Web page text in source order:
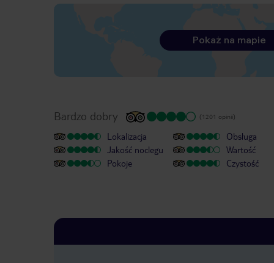
Pokaż na mapie
Bardzo dobry (1201 opinii)
Lokalizacja
Jakość noclegu
Pokoje
Obsługa
Wartość
Czystość